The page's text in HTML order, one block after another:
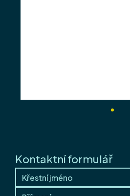
Kontaktní formulář